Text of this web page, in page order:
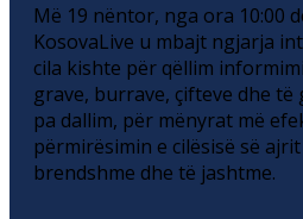
Më 19 nëntor, nga ora 10:00
KosovaLive u mbajt ngjarja
cila kishte për qëllim
grave, burrave, çifteve dhe
pa dallim, për mënyrat më
përmirësimin e cilësisë së
brendshme dhe të jashtme.